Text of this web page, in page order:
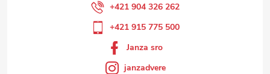
+421 904 326 262
+421 915 775 500
Janza sro
janzadvere